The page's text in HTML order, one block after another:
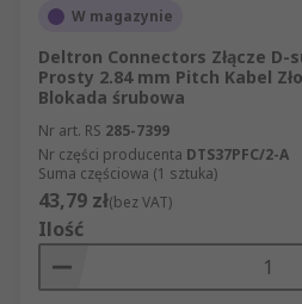
W magazynie
Deltron Connectors Złącze D-
Prosty 2.84 mm Pitch Kabel
Blokada śrubowa
Nr art. RS 285-7399
Nr części producenta DTS37PFC/2-A
Suma częściowa (1 sztuka)
43,79 zł(bez VAT)
Ilość